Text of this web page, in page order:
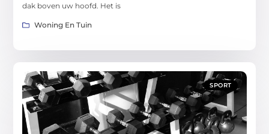
dak boven uw hoofd. Het is
Woning En Tuin
SPORT